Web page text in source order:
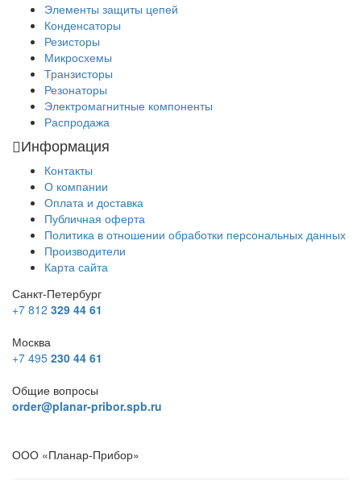
Элементы защиты цепей
Конденсаторы
Резисторы
Микросхемы
Транзисторы
Резонаторы
Электромагнитные компоненты
Распродажа
Информация
Контакты
О компании
Оплата и доставка
Публичная оферта
Политика в отношении обработки персональных данных
Производители
Карта сайта
Санкт-Петербург
+7 812 329 44 61
Москва
+7 495 230 44 61
Общие вопросы
order@planar-pribor.spb.ru
ООО «Планар-Прибор»